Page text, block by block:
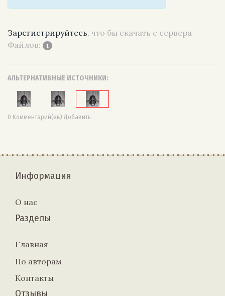
Зарегистрируйтесь, что бы скачать с сервера
Файлов:
1
АЛЬТЕРНАТИВНЫЕ ИСТОЧНИКИ:
0 Комментарий(ев) Добавить
Информация
О нас
Разделы
Главная
По авторам
Контакты
Отзывы